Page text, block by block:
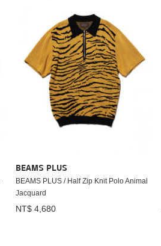
BEAMS PLUS
BEAMS PLUS / Half Zip Knit Polo Animal
Jacquard
NT$ 4,680